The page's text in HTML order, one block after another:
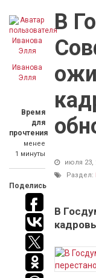
Иванова
Элля
Время
для
прочтения
менее
1 минуты
Поделись
В
июля 23,
Раздел:
В